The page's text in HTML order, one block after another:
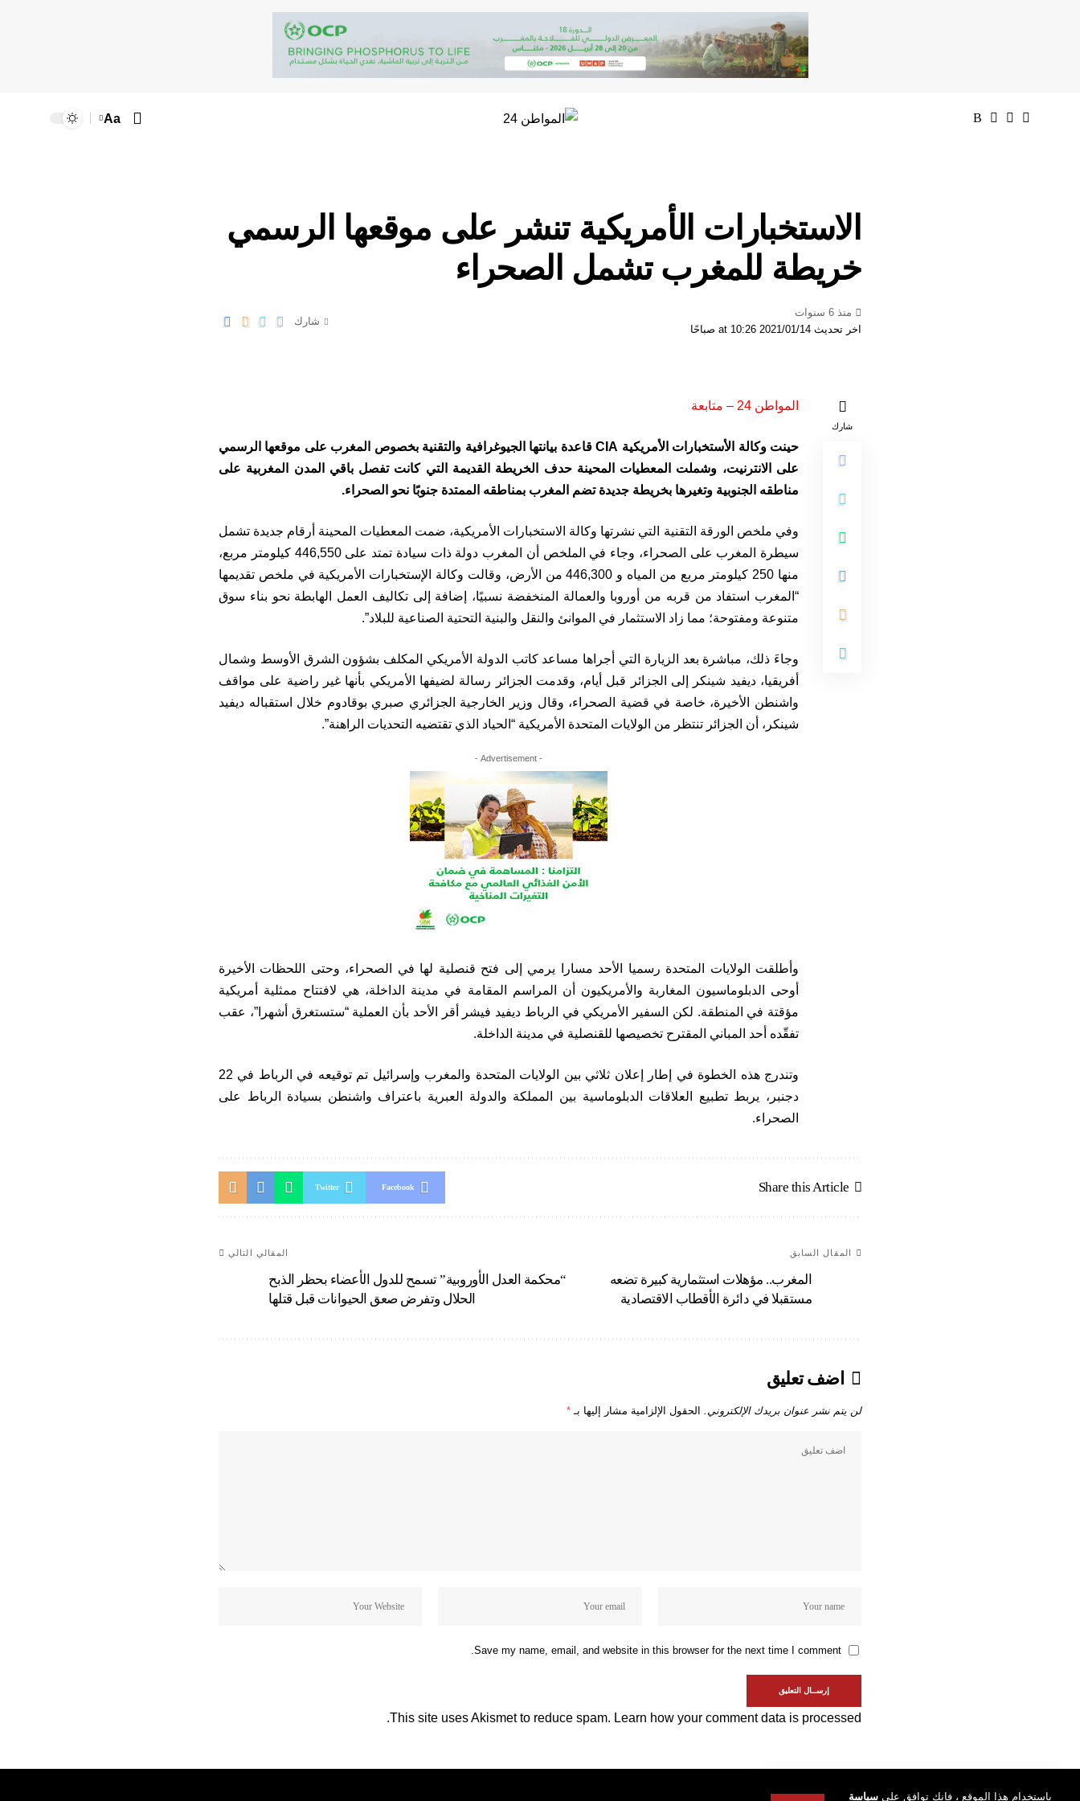
باستخدام هذا الموقع ، فإنك توافق على سياسة
Aa
الاستخبارات الأمريكية تنشر على موقعها الرسمي
خريطة للمغرب تشمل الصحراء
اخر تحديث 2021/01/14 at 10:26 صباحًا
منذ 6 سنوات
شارك
شارك
المواطن 24 – متابعة
حينت وكالة الأستخبارات الأمريكية CIA قاعدة بيانتها الجيوغرافية والتقنية بخصوص المغرب على موقعها الرسمي
على الانترنيت، وشملت المعطيات المحينة حدف الخريطة القديمة التي كانت تفصل باقي المدن المغربية على
مناطقه الجنوبية وتغيرها بخريطة جديدة تضم المغرب بمناطقه الممتدة جنوبًا نحو الصحراء.
وفي ملخص الورقة التقنية التي نشرتها وكالة الاستخبارات الأمريكية، ضمت المعطيات المحينة أرقام جديدة تشمل
سيطرة المغرب على الصحراء، وجاء في الملخص أن المغرب دولة ذات سيادة تمتد على 446,550 كيلومتر مربع،
منها 250 كيلومتر مربع من المياه و 446,300 من الأرض، وقالت وكالة الإستخبارات الأمريكية في ملخص تقديمها
“المغرب استفاد من قربه من أوروبا والعمالة المنخفضة نسبيًا، إضافة إلى تكاليف العمل الهابطة نحو بناء سوق
متنوعة ومفتوحة؛ مما زاد الاستثمار في الموانئ والنقل والبنية التحتية الصناعية للبلاد”.
وجاءَ ذلك، مباشرة بعد الزيارة التي أجراها مساعد كاتب الدولة الأمريكي المكلف بشؤون الشرق الأوسط وشمال
أفريقيا، ديفيد شينكر إلى الجزائر قبل أيام، وقدمت الجزائر رسالة لضيفها الأمريكي بأنها غير راضية على مواقف
واشنطن الأخيرة، خاصة في قضية الصحراء، وقال وزير الخارجية الجزائري صبري بوقادوم خلال استقباله ديفيد
شينكر، أن الجزائر تنتظر من الولايات المتحدة الأمريكية “الحياد الذي تقتضيه التحديات الراهنة”.
- Advertisement -
وأطلقت الولايات المتحدة رسميا الأحد مسارا يرمي إلى فتح قنصلية لها في الصحراء، وحتى اللحظات الأخيرة
أوحى الدبلوماسيون المغاربة والأمريكيون أن المراسم المقامة في مدينة الداخلة، هي لافتتاح ممثلية أمريكية
مؤقتة في المنطقة. لكن السفير الأمريكي في الرباط ديفيد فيشر أقر الأحد بأن العملية “ستستغرق أشهرا”، عقب
تفقّده أحد المباني المقترح تخصيصها للقنصلية في مدينة الداخلة.
وتندرج هذه الخطوة في إطار إعلان ثلاثي بين الولايات المتحدة والمغرب وإسرائيل تم توقيعه في الرباط في 22
دجنبر، يربط تطبيع العلاقات الدبلوماسية بين المملكة والدولة العبرية باعتراف واشنطن بسيادة الرباط على
الصحراء.
Share this Article
Facebook
Twitter
المقال السابق
المغرب.. مؤهلات استثمارية كبيرة تضعه
مستقبلا في دائرة الأقطاب الاقتصادية
المقالي التالي
“محكمة العدل الأوروبية” تسمح للدول الأعضاء بحظر الذبح
الحلال وتفرض صعق الحيوانات قبل قتلها
اضف تعليق
لن يتم نشر عنوان بريدك الإلكتروني. الحقول الإلزامية مشار إليها بـ *
Save my name, email, and website in this browser for the next time I comment.
This site uses Akismet to reduce spam. Learn how your comment data is processed.